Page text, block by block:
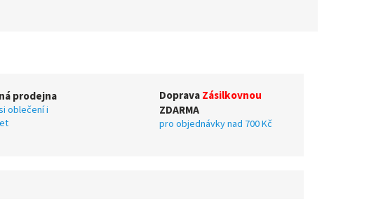
prodejna
oblečení i
DopravaZásilkovnou
ZDARMA
pro objednávky nad 700 Kč